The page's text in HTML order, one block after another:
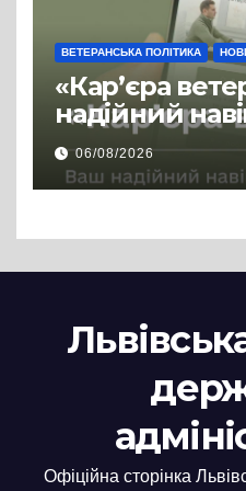
ВЕТЕРАНСЬКА ПОЛІТИКА
«Кар’єра
надійний
цивільній
06/08/2026
Офіційна сторінка